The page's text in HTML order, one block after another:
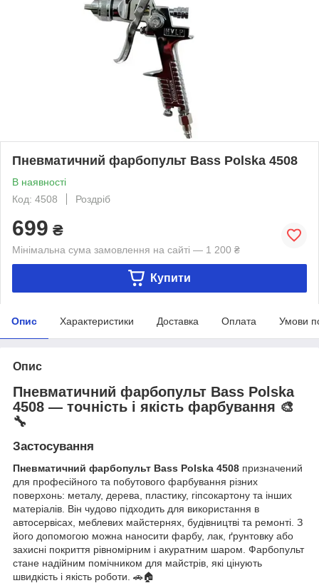
Пневматичний фарбопульт Bass Polska 4508
В наявності
Код: 4508
Роздріб
699 ₴
Мінімальна сума замовлення на сайті — 1 200 ₴
Купити
Опис Характеристики Доставка Оплата Умови
Опис
Пневматичний фарбопульт Bass Polska
4508 — точність і якість фарбування 🎨
🔧
Застосування
Пневматичний фарбопульт Bass Polska 4508 призначений
для професійного та побутового фарбування різних
поверхонь: металу, дерева, пластику, гіпсокартону та інших
матеріалів. Він чудово підходить для використання в
автосервісах, меблевих майстернях, будівництві та ремонті. З
його допомогою можна наносити фарбу, лак, ґрунтовку або
захисні покриття рівномірним і акуратним шаром. Фарбопульт
стане надійним помічником для майстрів, які цінують
швидкість і якість роботи. 🚗🏠